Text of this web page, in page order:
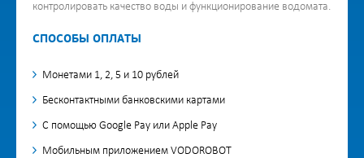
контролировать качество воды и функционирование водомата.
СПОСОБЫ ОПЛАТЫ
Монетами 1, 2, 5 и 10 рублей
Бесконтактными банковскими картами
С помощью Google Pay или Apple Pay
Мобильным приложением VODOROBOT